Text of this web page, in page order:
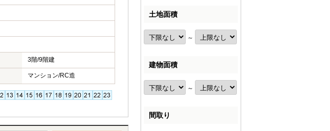
3階/9階建
マンション/RC造
土地面積
～
建物面積
～
間取り